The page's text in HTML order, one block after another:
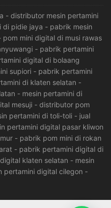
- distributor mesin pertamini
di pidie jaya - pabrik mesin
pom mini digital di musi rawas
- pabrik pertamini
digital di bolaang
supiori - pabrik pertamini
di klaten selatan -
- mesin pertamini di
mesuji - distributor pom
pertamini di toli-toli - jual
pertamini digital pasar kliwon
- pabrik pom mini di rokan
- pabrik pertamini digital di
klaten selatan - mesin
pertamini digital cilegon -